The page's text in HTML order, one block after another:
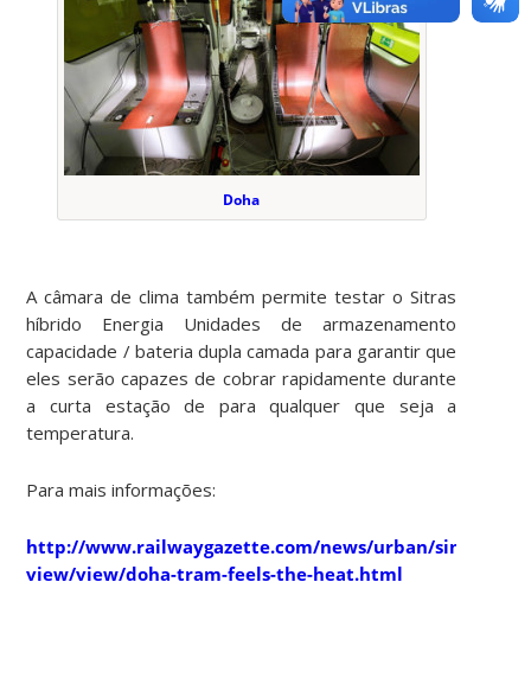
Doha
A câmara de clima também permite testar o Sitras
híbrido Energia Unidades de armazenamento
capacidade / bateria dupla camada para garantir que
eles serão capazes de cobrar rapidamente durante
a curta estação de para qualquer que seja a
temperatura.
Para mais informações:
http://www.railwaygazette.com/news/urban/single-
view/view/doha-tram-feels-the-heat.html